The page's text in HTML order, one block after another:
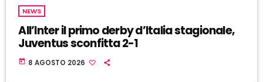
NEWS
All’Inter il primo derby d’Italia stagionale,
Juventus sconfitta 2-1
today 8 AGOSTO 2026